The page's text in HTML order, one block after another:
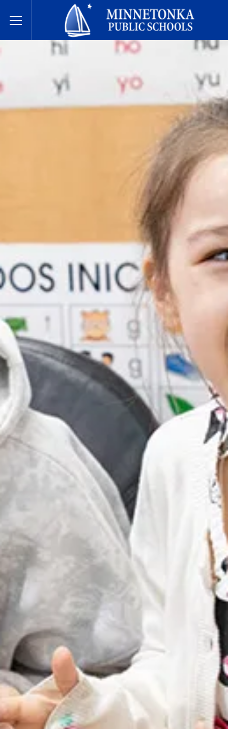
Toggle Menu
בתי הספר הציבוריים של מינטונקה